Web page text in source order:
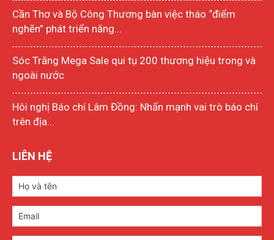
Cần Thơ và Bộ Công Thương bàn việc tháo “điểm
nghẽn” phát triển năng...
Sóc Trăng Mega Sale qui tụ 200 thương hiệu trong và
ngoài nước
Hôi nghị Báo chí Lâm Đồng: Nhấn mạnh vai trò báo chí
trên địa...
LIÊN HỆ